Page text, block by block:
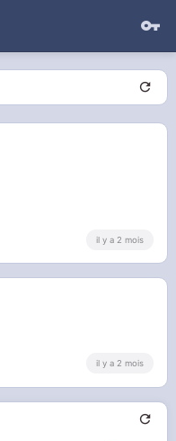
il y a 2 mois
il y a 2 mois